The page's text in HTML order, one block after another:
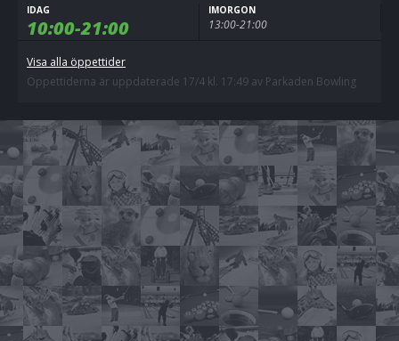
IDAG
10:00-21:00
IMORGON
13:00-21:00
Visa alla öppettider
Öppettiderna är uppdaterade 17/4 kl. 17:49 av Parkaden Bowling